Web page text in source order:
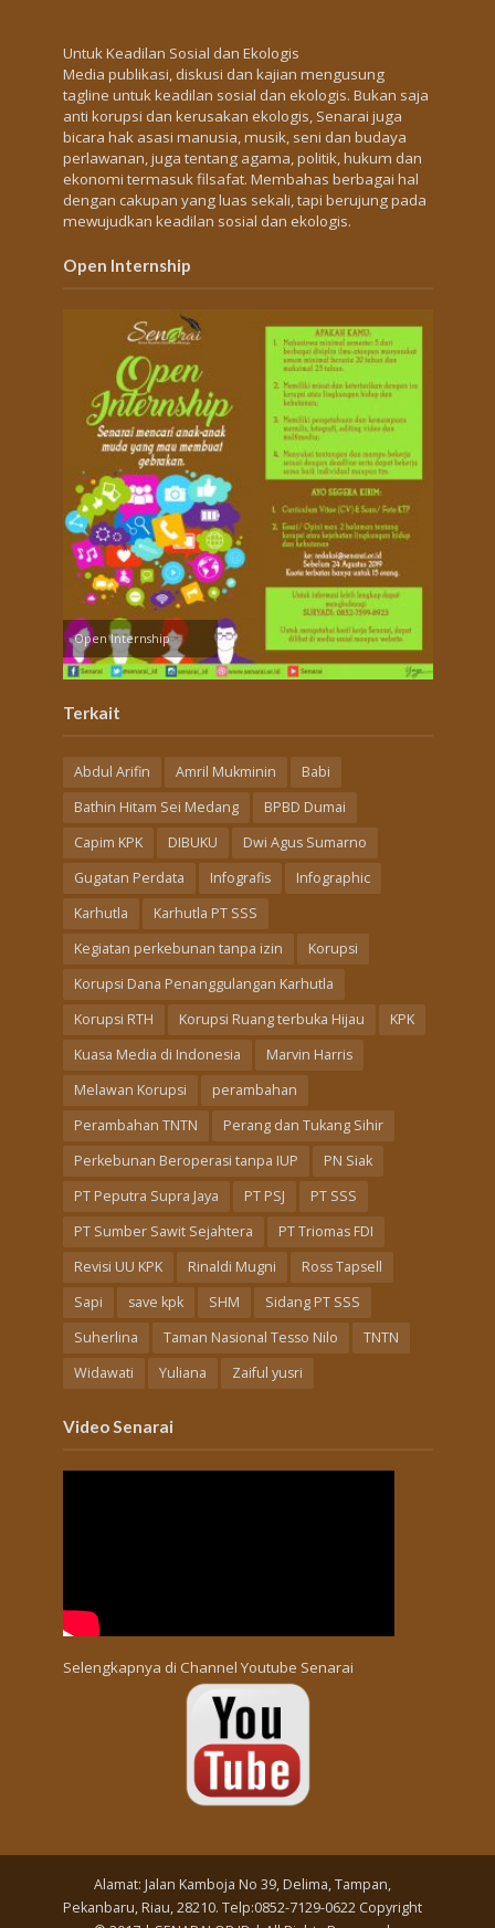
Untuk Keadilan Sosial dan Ekologis
Media publikasi, diskusi dan kajian mengusung
tagline untuk keadilan sosial dan ekologis. Bukan saja
anti korupsi dan kerusakan ekologis, Senarai juga
bicara hak asasi manusia, musik, seni dan budaya
perlawanan, juga tentang agama, politik, hukum dan
ekonomi termasuk filsafat. Membahas berbagai hal
dengan cakupan yang luas sekali, tapi berujung pada
mewujudkan keadilan sosial dan ekologis.
Open Internship
Open Internship
Terkait
Abdul Arifin Amril Mukminin
Babi
Bathin Hitam Sei Medang
BPBD Dumai
Capim KPK
DIBUKU
Dwi Agus Sumarno
Gugatan Perdata
Infografis
Infographic
Karhutla
Karhutla PT SSS
Kegiatan perkebunan tanpa izin
Korupsi
Korupsi Dana Penanggulangan Karhutla
Korupsi RTH
Korupsi Ruang terbuka Hijau
KPK
Kuasa Media di Indonesia
Marvin Harris
Melawan Korupsi
perambahan
Perambahan TNTN
Perang dan Tukang Sihir
Perkebunan Beroperasi tanpa IUP
PN Siak
PT Peputra Supra Jaya
PT PSJ
PT SSS
PT Sumber Sawit Sejahtera
PT Triomas FDI
Revisi UU KPK
Rinaldi Mugni
Ross Tapsell
Sapi
save kpk SHM
Sidang PT SSS
Suherlina
Taman Nasional Tesso Nilo
TNTN
Widawati
Yuliana Zaiful yusri
Video Senarai
Selengkapnya di Channel Youtube Senarai
Alamat: Jalan Kamboja No 39, Delima, Tampan,
Pekanbaru, Riau, 28210. Telp:0852-7129-0622 Copyright